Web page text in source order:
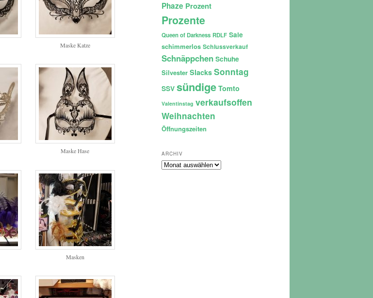
Maske Katze
Maske Hase
Masken
Phaze Prozent
Prozente
Queen of Darkness RDLF Sale
schimmerlos Schlussverkauf
Schnäppchen Schuhe
Silvester Slacks Sonntag
SSV sündige Tomto
Valentinstag verkaufsoffen
Weihnachten
Öffnungszeiten
ARCHIV
Archiv